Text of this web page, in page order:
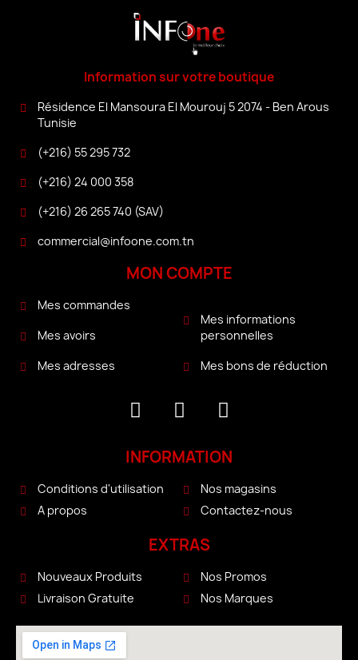
Information sur votre boutique
Résidence El Mansoura El Mourouj 5 2074 - Ben Arous
Tunisie
(+216) 55 295 732
(+216) 24 000 358
(+216) 26 265 740 (SAV)
commercial@infoone.com.tn
MON COMPTE
Mes commandes
Mes avoirs
Mes adresses
Mes informations
personnelles
Mes bons de réduction
INFORMATION
Conditions d'utilisation
A propos
Nos magasins
Contactez-nous
EXTRAS
Nouveaux Produits
Livraison Gratuite
Nos Promos
Nos Marques